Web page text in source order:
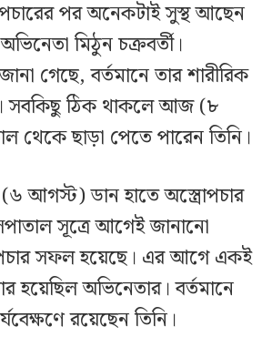
পর অনেকটাই সুস্থ আছেন
মিঠুন চক্রবর্তী।
গেছে, বর্তমানে তার শারীরিক
সবকিছু ঠিক থাকলে আজ (৮
থেকে ছাড়া পেতে পারেন তিনি।
আগস্ট) ডান হাতে অস্ত্রোপচার
সূত্রে আগেই জানানো
সফল হয়েছে। এর আগে একই
হয়েছিল অভিনেতার। বর্তমানে
রয়েছেন তিনি।